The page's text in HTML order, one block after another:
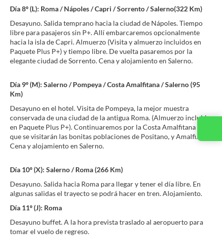
Día 8º (L): Roma / Nápoles / Capri / Sorrento / Salerno(322 Km)
Desayuno. Salida temprano hacia la ciudad de Nápoles. Tiempo
libre para pasajeros sin P+. Allí embarcaremos opcionalmente
hacia la isla de Capri. Almuerzo (Visita y almuerzo incluidos en
Paquete Plus P+) y tiempo libre. De vuelta pasaremos por la
elegante ciudad de Sorrento. Cena y alojamiento en Salerno.
Día 9º (M): Salerno / Pompeya / Costa Amalfitana / Salerno (95
Km)
Desayuno en el hotel. Visita de Pompeya, la mejor muestra
conservada de una ciudad de la antigua Roma. (Almuerzo incluido
en Paquete Plus P+). Continuaremos por la Costa Amalfitana en la
que se visitarán las bonitas poblaciones de Positano, y Amalfi.
Cena y alojamiento en Salerno.
Día 10º (X): Salerno / Roma (266 Km)
Desayuno. Salida hacia Roma para llegar y tener el día libre. En
algunas salidas el trayecto se podrá hacer en tren. Alojamiento.
Día 11º (J): Roma
Desayuno buffet. A la hora prevista traslado al aeropuerto para
tomar el vuelo de regreso.
Contacta con nosotros